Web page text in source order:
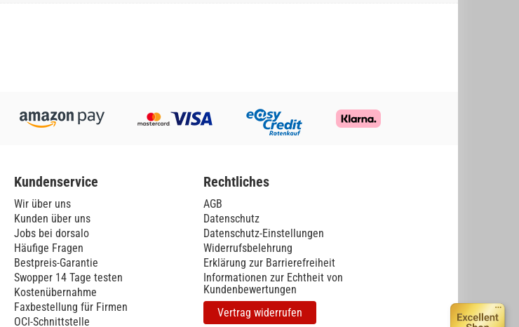
Kundenservice
Wir über uns
Kunden über uns
Jobs bei dorsalo
Häufige Fragen
Bestpreis-Garantie
Swopper 14 Tage testen
Kostenübernahme
Faxbestellung für Firmen
OCI-Schnittstelle
Rechtliches
AGB
Datenschutz
Datenschutz-Einstellungen
Widerrufsbelehrung
Erklärung zur Barrierefreiheit
Informationen zur Echtheit von
Kundenbewertungen
Vertrag widerrufen